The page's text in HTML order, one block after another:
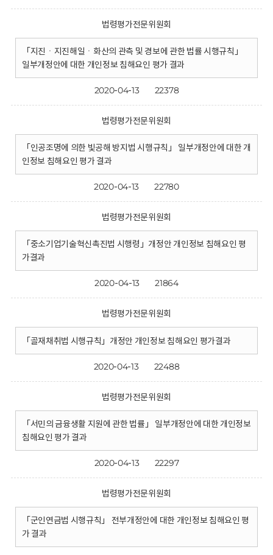
법령평가전문위원회
「지진ㆍ지진해일ㆍ화산의 관측 및 경보에 관한 법률 시행규칙」
일부개정안에 대한 개인정보 침해요인 평가 결과
2020-04-13 22378
법령평가전문위원회
「인공조명에 의한 빛공해 방지법 시행규칙」 일부개정안에 대한 개
인정보 침해요인 평가 결과
2020-04-13 22780
법령평가전문위원회
「중소기업기술혁신촉진법 시행령」개정안 개인정보 침해요인 평
가결과
2020-04-13 21864
법령평가전문위원회
「골재채취법 시행규칙」개정안 개인정보 침해요인 평가결과
2020-04-13 22488
법령평가전문위원회
「서민의 금융생활 지원에 관한 법률」 일부개정안에 대한 개인정보
침해요인 평가 결과
2020-04-13 22297
법령평가전문위원회
「군인연금법 시행규칙」 전부개정안에 대한 개인정보 침해요인 평
가 결과